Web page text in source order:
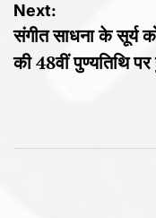
Next:
संगीत साधना के सूर्य
की 48वीं पुण्यतिथि